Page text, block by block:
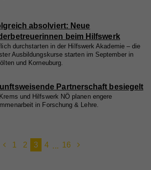
absolviert: Neue
beim Hilfswerk
durchstarten in der Hilfswerk Akademie – die
Ausbildungskurse starten im September in
und Korneuburg.
Partnerschaft besiegelt
Krems und Hilfswerk NÖ planen engere
in Forschung & Lehre.
1 2 3 4 ... 16